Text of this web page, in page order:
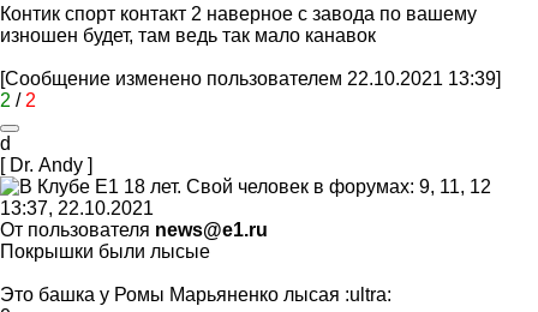
Контик спорт контакт 2 наверное с завода по вашему
изношен будет, там ведь так мало канавок
[Сообщение изменено пользователем 22.10.2021 13:39]
2 / 2
d
[ Dr. Andy ]
13:37, 22.10.2021
От пользователя news@e1.ru
Покрышки были лысые
Это башка у Ромы Марьяненко лысая :ultra: